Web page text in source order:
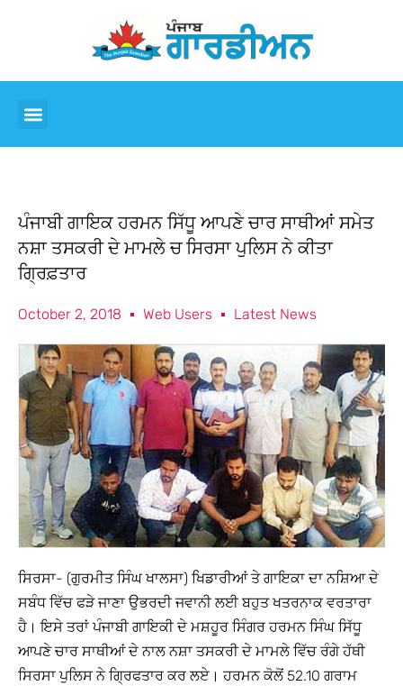
ਪੰਜਾਬੀ ਗਾਇਕ ਹਰਮਨ ਸਿੱਧੂ ਆਪਣੇ ਚਾਰ ਸਾਥੀਆਂ ਸਮੇਤ
ਨਸ਼ਾ ਤਸਕਰੀ ਦੇ ਮਾਮਲੇ ਚ ਸਿਰਸਾ ਪੁਲਿਸ ਨੇ ਕੀਤਾ
ਗ੍ਰਿਫ਼ਤਾਰ
October 2, 2018 Web Users Latest News
ਸਿਰਸਾ- (ਗੁਰਮੀਤ ਸਿੰਘ ਖਾਲਸਾ) ਖਿਡਾਰੀਆਂ ਤੇ ਗਾਇਕਾ ਦਾ ਨਸ਼ਿਆ ਦੇ
ਸਬੰਧ ਵਿੱਚ ਫੜੇ ਜਾਣਾ ਉਭਰਦੀ ਜਵਾਨੀ ਲਈ ਬਹੁਤ ਖਤਰਨਾਕ ਵਰਤਾਰਾ
ਹੈ। ਇਸੇ ਤਰਾਂ ਪੰਜਾਬੀ ਗਾਇਕੀ ਦੇ ਮਸ਼ਹੂਰ ਸਿੰਗਰ ਹਰਮਨ ਸਿੰਘ ਸਿੱਧੂ
ਆਪਣੇ ਚਾਰ ਸਾਥੀਆਂ ਦੇ ਨਾਲ ਨਸ਼ਾ ਤਸਕਰੀ ਦੇ ਮਾਮਲੇ ਵਿੱਚ ਰੰਗੇ ਹੱਥੀ
ਸਿਰਸਾ ਪੁਲਿਸ ਨੇ ਗ੍ਰਿਫਤਾਰ ਕਰ ਲਏ। ਹਰਮਨ ਕੋਲੋਂ 52.10 ਗਰਾਮ